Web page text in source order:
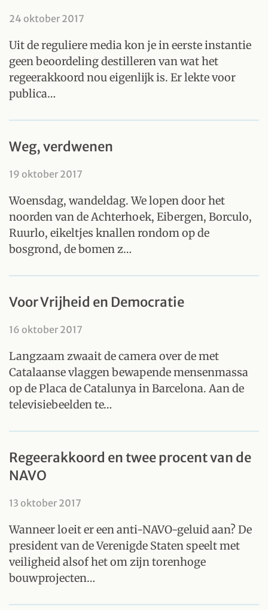
24 oktober 2017
Uit de reguliere media kon je in eerste instantie
geen beoordeling destilleren van wat het
regeerakkoord nou eigenlijk is. Er lekte voor
publica…
Weg, verdwenen
19 oktober 2017
Woensdag, wandeldag. We lopen door het
noorden van de Achterhoek, Eibergen, Borculo,
Ruurlo, eikeltjes knallen rondom op de
bosgrond, de bomen z…
Voor Vrijheid en Democratie
16 oktober 2017
Langzaam zwaait de camera over de met
Catalaanse vlaggen bewapende mensenmassa
op de Placa de Catalunya in Barcelona. Aan de
televisiebeelden te…
Regeerakkoord en twee procent van de
NAVO
13 oktober 2017
Wanneer loeit er een anti-NAVO-geluid aan? De
president van de Verenigde Staten speelt met
veiligheid alsof het om zijn torenhoge
bouwprojecten…